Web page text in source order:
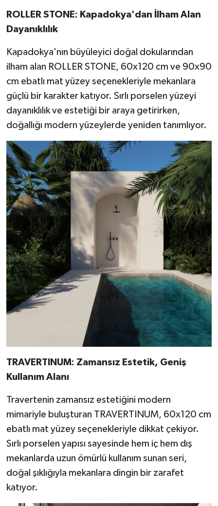
ROLLER STONE: Kapadokya'dan İlham Alan
Dayanıklılık
Kapadokya'nın büyüleyici doğal dokularından
ilham alan ROLLER STONE, 60x120 cm ve 90x90
cm ebatlı mat yüzey seçenekleriyle mekanlara
güçlü bir karakter katıyor. Sırlı porselen yüzeyi
dayanıklılık ve estetiği bir araya getirirken,
doğallığı modern yüzeylerde yeniden tanımlıyor.
TRAVERTINUM: Zamansız Estetik, Geniş
Kullanım Alanı
Travertenin zamansız estetiğini modern
mimariyle buluşturan TRAVERTINUM, 60x120 cm
ebatlı mat yüzey seçenekleriyle dikkat çekiyor.
Sırlı porselen yapısı sayesinde hem iç hem dış
mekanlarda uzun ömürlü kullanım sunan seri,
doğal şıklığıyla mekanlara dingin bir zarafet
katıyor.